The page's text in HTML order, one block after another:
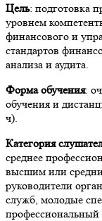
Цель: подготовка
уровнем
финансового и
стандартов
анализа и аудита.
Форма обучения:
обучения и
ч).
Категория
среднее
высшим или
руководители
служб, молодые
профессиональный